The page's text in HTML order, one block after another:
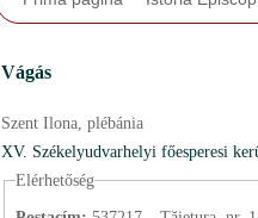
Vágás
Szent Ilona, plébánia
XV. Székelyudvarhelyi főesperesi
Elérhetőség